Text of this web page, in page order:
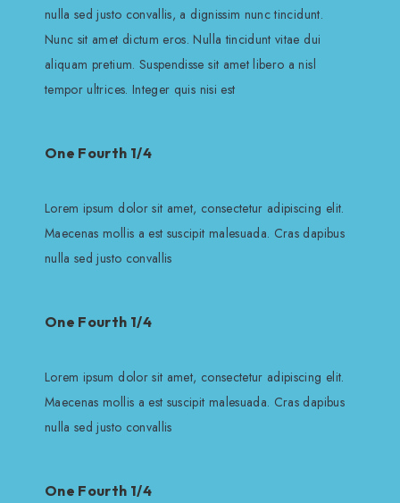
nulla sed justo convallis, a dignissim nunc tincidunt.
Nunc sit amet dictum eros. Nulla tincidunt vitae dui
aliquam pretium. Suspendisse sit amet libero a nisl
tempor ultrices. Integer quis nisi est
One Fourth 1/4
Lorem ipsum dolor sit amet, consectetur adipiscing elit.
Maecenas mollis a est suscipit malesuada. Cras dapibus
nulla sed justo convallis
One Fourth 1/4
Lorem ipsum dolor sit amet, consectetur adipiscing elit.
Maecenas mollis a est suscipit malesuada. Cras dapibus
nulla sed justo convallis
One Fourth 1/4